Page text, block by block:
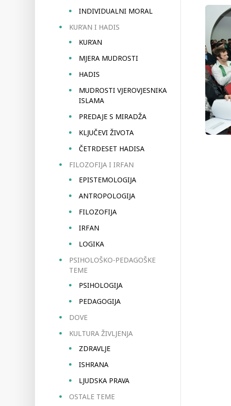
INDIVIDUALNI MORAL
KUR’AN I HADIS
KUR’AN
MJERA MUDROSTI
HADIS
MUDROSTI VJEROVJESNIKA
ISLAMA
PREDAJE S MIRADŽA
KLJUČEVI ŽIVOTA
ČETRDESET HADISA
FILOZOFIJA I IRFAN
EPISTEMOLOGIJA
ANTROPOLOGIJA
FILOZOFIJA
IRFAN
LOGIKA
PSIHOLOŠKO-PEDAGOŠKE
TEME
PSIHOLOGIJA
PEDAGOGIJA
DOVE
KULTURA ŽIVLJENJA
ZDRAVLJE
ISHRANA
LJUDSKA PRAVA
OSTALE TEME